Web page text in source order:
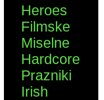
Heroes
Filmske
Miselne
Hardcore
Prazniki
Irish